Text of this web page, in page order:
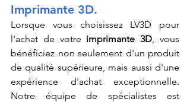
Imprimante 3D.
Lorsque vous choisissez LV3D pour
l'achat de votre imprimante 3D, vous
bénéficiez non seulement d'un produit
de qualité supérieure, mais aussi d'une
expérience d'achat exceptionnelle.
Notre équipe de spécialistes est